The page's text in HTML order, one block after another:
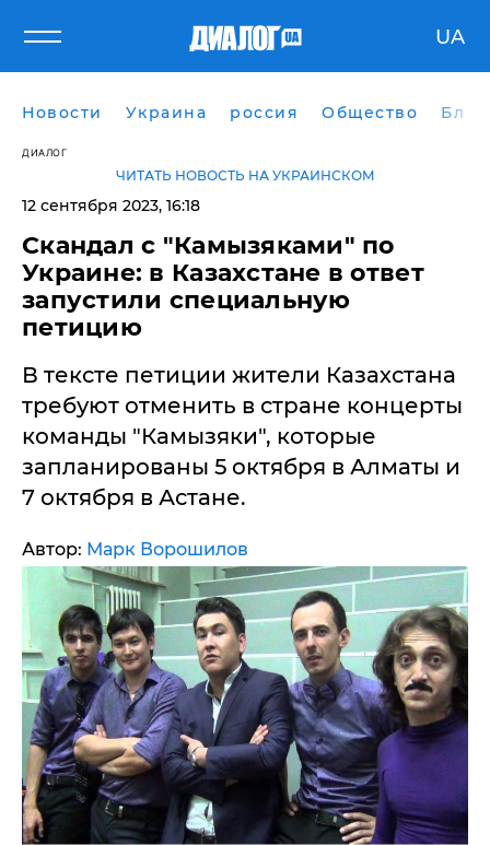
UA
Новости Украина россия Общество
ДИАЛОГ
ЧИТАТЬ НОВОСТЬ НА УКРАИНСКОМ
12 сентября 2023, 16:18
Скандал с "Камызяками" по
Украине: в Казахстане в ответ
запустили специальную
петицию
В тексте петиции жители Казахстана
требуют отменить в стране концерты
команды "Камызяки", которые
запланированы 5 октября в Алматы и
7 октября в Астане.
Автор: Марк Ворошилов